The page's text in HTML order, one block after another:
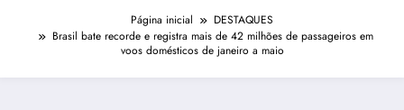
Página inicial
DESTAQUES
Brasil bate recorde e registra mais de 42 milhões de passageiros em
voos domésticos de janeiro a maio